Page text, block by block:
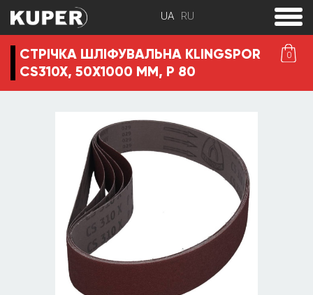
0
toggle
menu
СТРІЧКА ШЛІФУВАЛЬНА KLINGSPOR
CS310X, 50Х1000 ММ, P 80